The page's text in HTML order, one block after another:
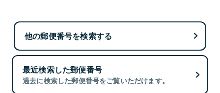
他の郵便番号を検索する
最近検索した郵便番号
過去に検索した郵便番号をご覧いただけます。